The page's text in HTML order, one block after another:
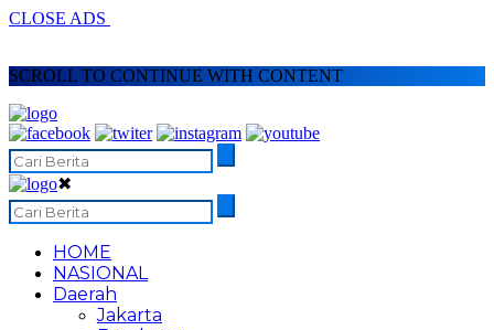
CLOSE ADS
SCROLL TO CONTINUE WITH CONTENT
✖
HOME
NASIONAL
Daerah
Jakarta